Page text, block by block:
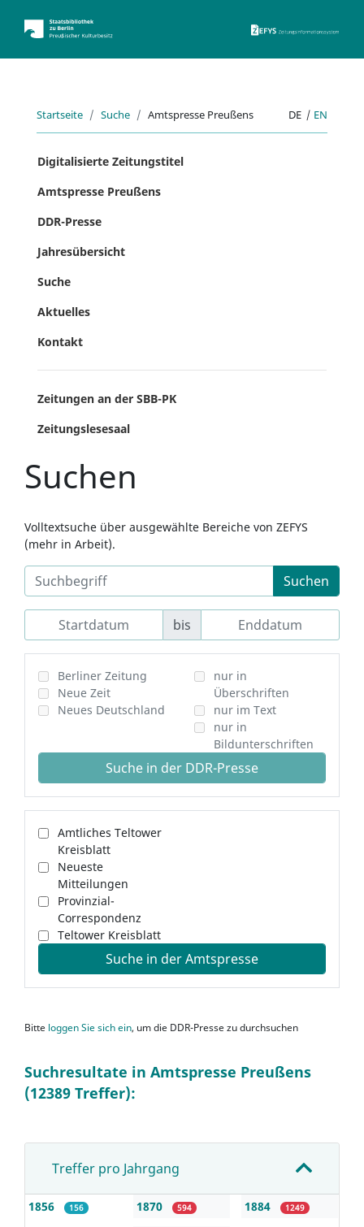
Startseite Suche Amtspresse Preußens DE | EN
Digitalisierte Zeitungstitel
Amtspresse Preußens
DDR-Presse
Jahresübersicht
Suche
Aktuelles
Kontakt
Zeitungen an der SBB-PK
Zeitungslesesaal
Suchen
Volltextsuche über ausgewählte Bereiche von ZEFYS
(mehr in Arbeit).
Suchen
bis
Berliner Zeitung
Neue Zeit
Neues Deutschland
nur in
Überschriften
nur im Text
nur in
Bildunterschriften
Suche in der DDR-Presse
Amtliches Teltower
Kreisblatt
Neueste
Mitteilungen
Provinzial-
Correspondenz
Teltower Kreisblatt
Suche in der Amtspresse
Bitte loggen Sie sich ein, um die DDR-Presse zu durchsuchen
Suchresultate in Amtspresse Preußens
(12389 Treffer):
Treffer pro Jahrgang
1856 156 1870 594 1884 1249